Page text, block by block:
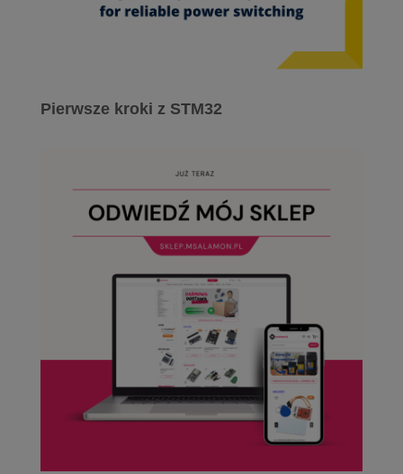
Pierwsze kroki z STM32